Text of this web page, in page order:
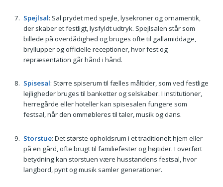
Spejlsal: Sal prydet med spejle, lysekroner og ornamentik,
der skaber et festligt, lysfyldt udtryk. Spejlsalen står som
billede på overdådighed og bruges ofte til gallamiddage,
bryllupper og officielle receptioner, hvor fest og
repræsentation går hånd i hånd.
Spisesal: Større spiserum til fælles måltider, som ved festlige
lejligheder bruges til banketter og selskaber. I institutioner,
herregårde eller hoteller kan spisesalen fungere som
festsal, når den ommøbleres til taler, musik og dans.
Storstue: Det største opholdsrum i et traditionelt hjem eller
på en gård, ofte brugt til familiefester og højtider. I overført
betydning kan storstuen være husstandens festsal, hvor
langbord, pynt og musik samler generationer.